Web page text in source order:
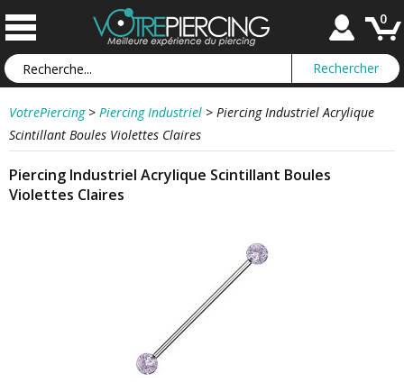
0
VotrePiercing > Piercing Industriel > Piercing Industriel Acrylique
Scintillant Boules Violettes Claires
Piercing Industriel Acrylique Scintillant Boules
Violettes Claires